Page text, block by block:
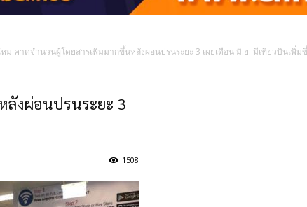
ม่ คาดจำนวนผู้โดยสารเพิ่มมากขึ้นหลังผ่อนปรนระยะ 3 เผยเดือน มิ.ย. มีเที่ยวบินเพิ่ม
ลังผ่อนปรนระยะ 3
1508